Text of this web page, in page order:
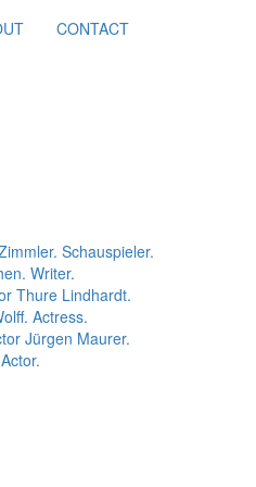
CONTACT